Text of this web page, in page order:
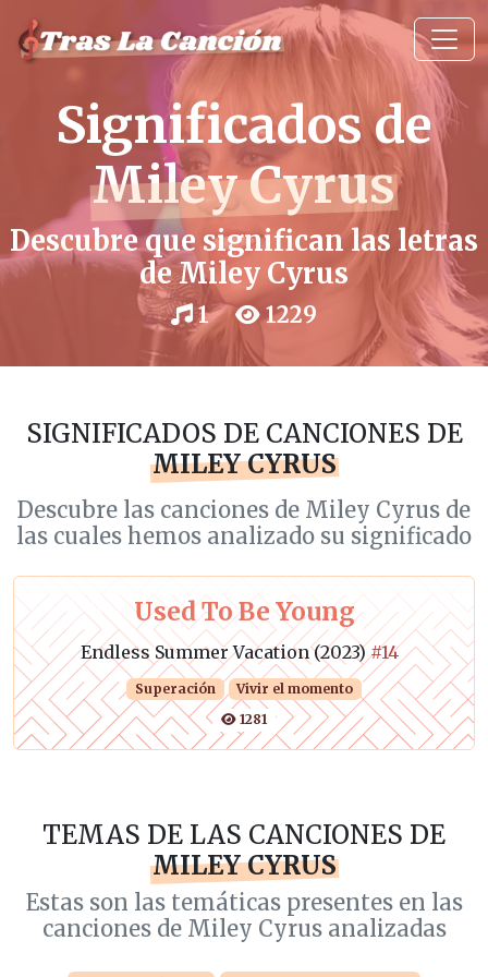
Significados de
Miley Cyrus
Descubre que significan las letras
de Miley Cyrus
1 1229
SIGNIFICADOS DE CANCIONES DE
MILEY CYRUS
Descubre las canciones de Miley Cyrus de
las cuales hemos analizado su significado
Used To Be Young
Endless Summer Vacation (2023)#14
Superación
Vivir el momento
1281
TEMAS DE LAS CANCIONES DE
MILEY CYRUS
Estas son las temáticas presentes en las
canciones de Miley Cyrus analizadas